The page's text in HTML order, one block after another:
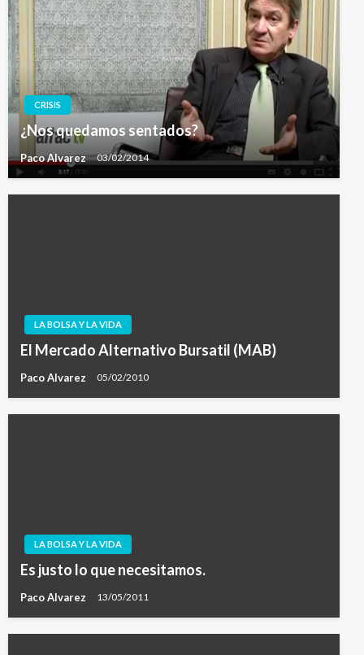
CRISIS
¿Nos quedamos sentados?
Paco Alvarez 03/02/2014
LA BOLSA Y LA VIDA
El Mercado Alternativo Bursatil (MAB)
Paco Alvarez 05/02/2010
LA BOLSA Y LA VIDA
Es justo lo que necesitamos.
Paco Alvarez 13/05/2011